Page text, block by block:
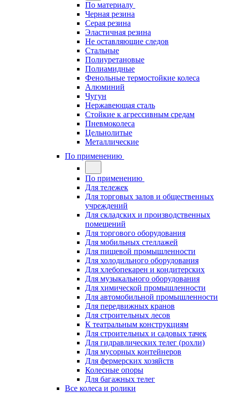
По материалу
Черная резина
Серая резина
Эластичная резина
Не оставляющие следов
Стальные
Полиуретановые
Полиамидные
Фенольные термостойкие колеса
Алюминий
Чугун
Нержавеющая сталь
Стойкие к агрессивным средам
Пневмоколеса
Цельнолитые
Металлические
По применению
По применению
Для тележек
Для торговых залов и общественных
учреждений
Для складских и производственных
помещений
Для торгового оборудования
Для мобильных стеллажей
Для пищевой промышленности
Для холодильного оборудования
Для хлебопекарен и кондитерских
Для музыкального оборудования
Для химической промышленности
Для автомобильной промышленности
Для передвижных кранов
Для строительных лесов
К театральным конструкциям
Для строительных и садовых тачек
Для гидравлических телег (рохли)
Для мусорных контейнеров
Для фермерских хозяйств
Колесные опоры
Для багажных телег
Все колеса и ролики